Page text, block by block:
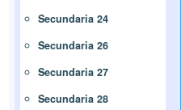
Secundaria 24
Secundaria 26
Secundaria 27
Secundaria 28